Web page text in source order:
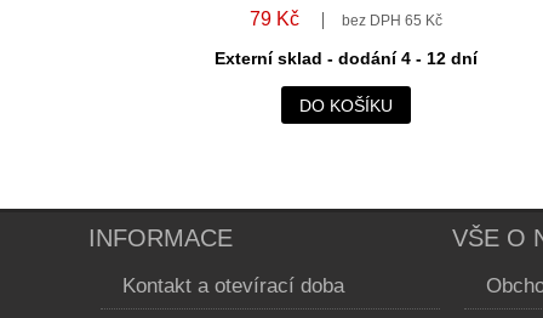
79 Kč bez DPH 65 Kč
Externí sklad - dodání 4 - 12 dní
DO KOŠÍKU
INFORMACE
Kontakt a otevírací doba
VŠE O